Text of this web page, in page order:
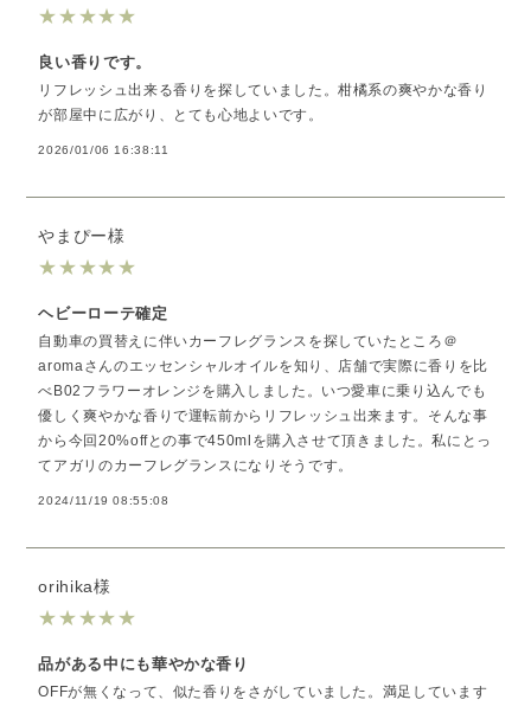
★★★★★
良い香りです。
リフレッシュ出来る香りを探していました。柑橘系の爽やかな香り
が部屋中に広がり、とても心地よいです。
2026/01/06 16:38:11
やまぴー様
★★★★★
ヘビーローテ確定
自動車の買替えに伴いカーフレグランスを探していたところ＠
aromaさんのエッセンシャルオイルを知り、店舗で実際に香りを比
べB02フラワーオレンジを購入しました。いつ愛車に乗り込んでも
優しく爽やかな香りで運転前からリフレッシュ出来ます。そんな事
から今回20%offとの事で450mlを購入させて頂きました。私にとっ
てアガリのカーフレグランスになりそうです。
2024/11/19 08:55:08
orihika様
★★★★★
品がある中にも華やかな香り
OFFが無くなって、似た香りをさがしていました。満足しています